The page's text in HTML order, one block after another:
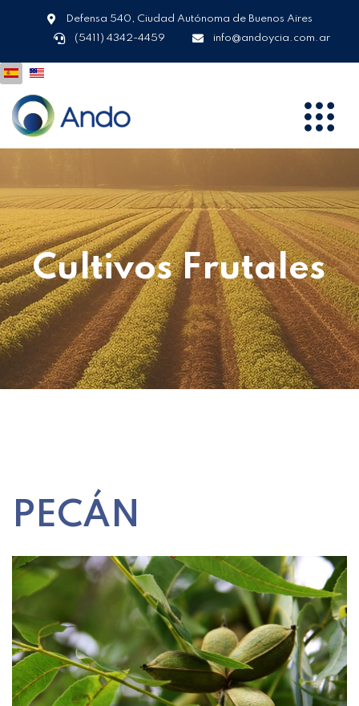
Defensa 540, Ciudad Autónoma de Buenos Aires
(5411) 4342-4459
info@andoycia.com.ar
Cultivos Frutales
PECÁN